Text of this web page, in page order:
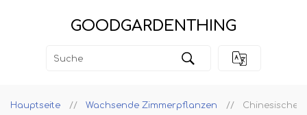
GOODGARDENTHING
Hauptseite Wachsende Zimmerpflanzen Chinesische